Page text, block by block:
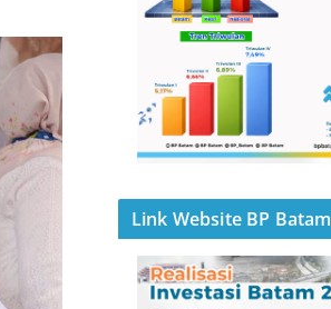
Link Website BP Batam